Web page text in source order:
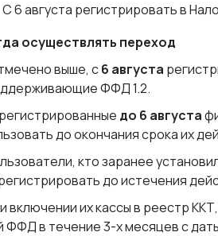
С 6 августа регистрировать в
осуществлять переход
выше, с6 августа
ФФД 1.2.
до 6 августа
до окончания срока их
кто заранее
до истечения
включении их кассы в реестр
ФФД в течение 3-х месяцев с